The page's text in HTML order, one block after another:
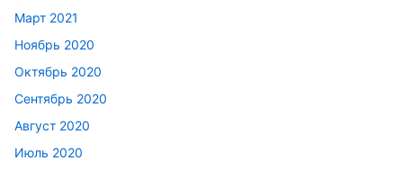
Март 2021
Ноябрь 2020
Октябрь 2020
Сентябрь 2020
Август 2020
Июль 2020